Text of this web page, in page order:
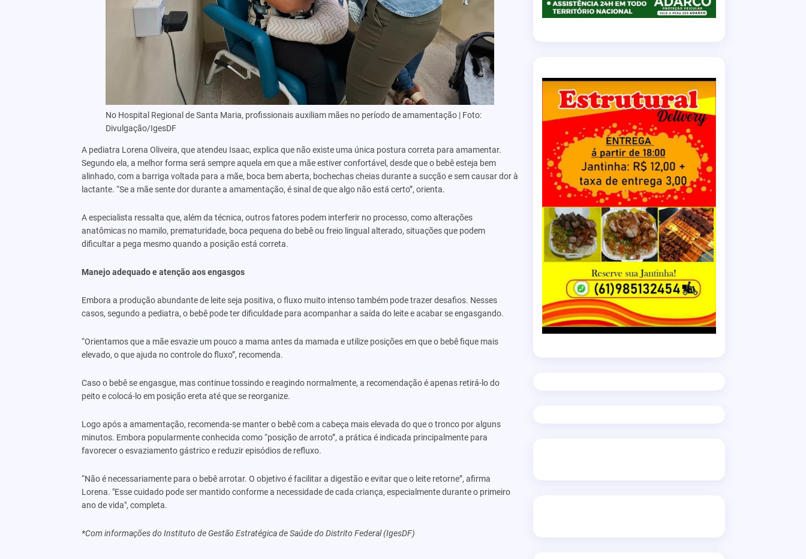
No Hospital Regional de Santa Maria, profissionais auxiliam mães no período de amamentação | Foto:
Divulgação/IgesDF
A pediatra Lorena Oliveira, que atendeu Isaac, explica que não existe uma única postura correta para amamentar.
Segundo ela, a melhor forma será sempre aquela em que a mãe estiver confortável, desde que o bebê esteja bem
alinhado, com a barriga voltada para a mãe, boca bem aberta, bochechas cheias durante a sucção e sem causar dor à
lactante. “Se a mãe sente dor durante a amamentação, é sinal de que algo não está certo”, orienta.
A especialista ressalta que, além da técnica, outros fatores podem interferir no processo, como alterações
anatômicas no mamilo, prematuridade, boca pequena do bebê ou freio lingual alterado, situações que podem
dificultar a pega mesmo quando a posição está correta.
Manejo adequado e atenção aos engasgos
Embora a produção abundante de leite seja positiva, o fluxo muito intenso também pode trazer desafios. Nesses
casos, segundo a pediatra, o bebê pode ter dificuldade para acompanhar a saída do leite e acabar se engasgando.
“Orientamos que a mãe esvazie um pouco a mama antes da mamada e utilize posições em que o bebê fique mais
elevado, o que ajuda no controle do fluxo”, recomenda.
Caso o bebê se engasgue, mas continue tossindo e reagindo normalmente, a recomendação é apenas retirá-lo do
peito e colocá-lo em posição ereta até que se reorganize.
Logo após a amamentação, recomenda-se manter o bebê com a cabeça mais elevada do que o tronco por alguns
minutos. Embora popularmente conhecida como “posição de arroto”, a prática é indicada principalmente para
favorecer o esvaziamento gástrico e reduzir episódios de refluxo.
“Não é necessariamente para o bebê arrotar. O objetivo é facilitar a digestão e evitar que o leite retorne”, afirma
Lorena. "Esse cuidado pode ser mantido conforme a necessidade de cada criança, especialmente durante o primeiro
ano de vida", completa.
*Com informações do Instituto de Gestão Estratégica de Saúde do Distrito Federal (IgesDF)